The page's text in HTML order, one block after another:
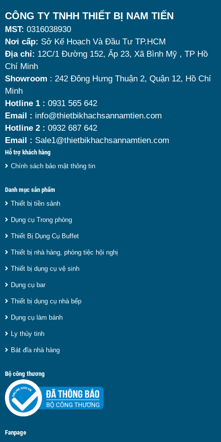
Tuy nhiên, giữa hàng loạt mẫu mã trên thị trường,
đâu là loại phù hợp nhất? Nên chọn nồi hâm buffet
dùng điện hay dùng cồn? Cùng tìm hiểu những tiêu
chí quan trọng giúp bạn chọn được mẫu
nóng thức ăn 9 lítchất lượng, bền đẹp và tối ưu chi
phí nhất hiện nay.
CÔNG TY TNHH THIẾT BỊ NAM TIẾN
MST: 0316038930
Nơi cấp: Sở Kế Hoạch Và Đầu Tư TP.HCM
Địa chỉ: 12C/1 Đường 152, Ấp 23, Xã Bình Mỹ , TP Hồ
Chí Minh
Showroom : 242 Đông Hưng Thuận 2, Quận 12, Hồ Chí
Minh
Hotline 1 : 0931 565 642
Email : info@thietbikhachsannamtien.com
Hotline 2 : 0932 687 642
Email : Sale1@thietbikhachsannamtien.com
Hỗ trợ khách hàng
Chính sách bảo mật thông tin
Danh mục sản phẩm
Thiết bị tiền sảnh
Dụng cụ Trong phòng
Thiết Bị Dụng Cụ Buffet
Thiết bị nhà hàng, phòng tiệc hội nghị
Thiết bị dụng cụ vệ sinh
Dụng cụ bar
Thiết bị dụng cụ nhà bếp
Dụng cụ làm bánh
Ly thủy tinh
Bát đĩa nhà hàng
Bộ công thương
Fanpage